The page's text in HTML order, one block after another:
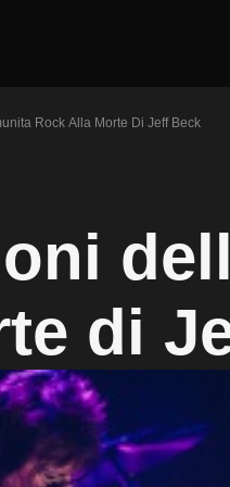
Rock Alla Morte Di Jeff Beck
di